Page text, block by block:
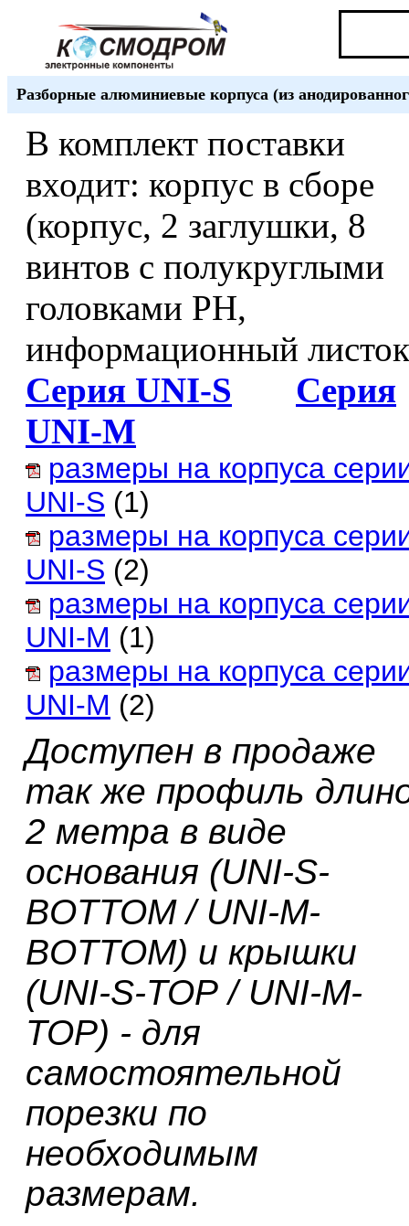
Разборные алюминиевые корпуса (из
В комплект поставки
входит: корпус в сборе
(корпус, 2 заглушки, 8
винтов с полукруглыми
головками PH,
информационный
Серия UNI-S
Серия
UNI-M
размеры на корпуса
UNI-S (1)
размеры на корпуса
UNI-S (2)
размеры на корпуса
UNI-M (1)
размеры на корпуса
UNI-M (2)
Доступен в продаже
так же профиль
2 метра в виде
основания (UNI-S-
BOTTOM/ UNI-M-
BOTTOM) и крышки
(UNI-S-TOP / UNI-M-
TOP) - для
самостоятельной
порезки по
необходимым
размерам.